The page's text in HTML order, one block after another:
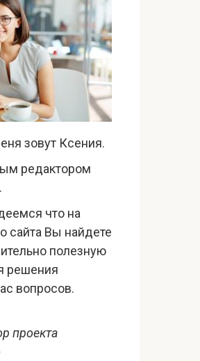
зовут Ксения.
редактором
что на
сайта Вы найдете
полезную
решения
вопросов.
проекта